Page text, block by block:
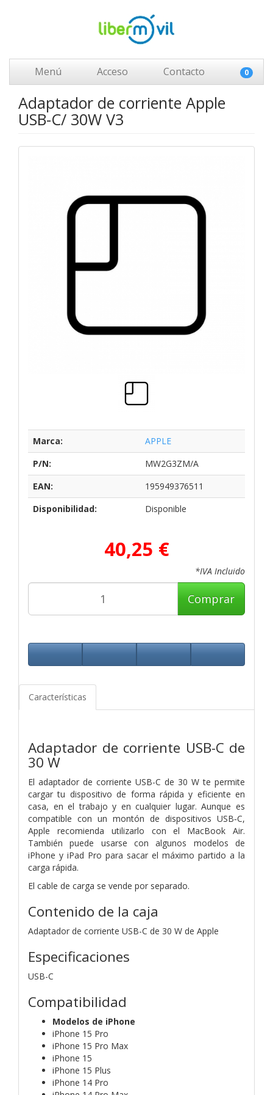
Menú Acceso Contacto 0
Adaptador de corriente Apple
USB-C/ 30W V3
Marca:
APPLE
P/N:
MW2G3ZM/A
EAN:
195949376511
Disponibilidad:
Disponible
40,25 €
*IVA Incluido
Comprar
Características
Adaptador de corriente USB-C de
30 W
El adaptador de corriente USB-C de 30 W te permite
cargar tu dispositivo de forma rápida y eficiente en
casa, en el trabajo y en cualquier lugar. Aunque es
compatible con un montón de dispositivos USB‑C,
Apple recomienda utilizarlo con el MacBook Air.
También puede usarse con algunos modelos de
iPhone y iPad Pro para sacar el máximo partido a la
carga rápida.
El cable de carga se vende por separado.
Contenido de la caja
Adaptador de corriente USB-C de 30 W de Apple
Especificaciones
USB-C
Compatibilidad
Modelos de iPhone
iPhone 15 Pro
iPhone 15 Pro Max
iPhone 15
iPhone 15 Plus
iPhone 14 Pro